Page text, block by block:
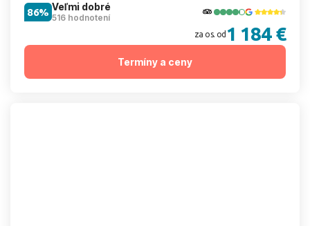
Veľmi dobré
516 hodnotení
86%
za os. od 1 184 €
Termíny a ceny